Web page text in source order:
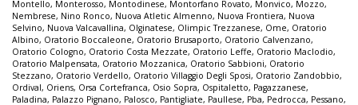
Montello, Monterosso, Montodinese, Montorfano Rovato, Monvico, Mozzo,
Nembrese, Nino Ronco, Nuova Atletic Almenno, Nuova Frontiera, Nuova
Selvino, Nuova Valcavallina, Olginatese, Olimpic Trezzanese, Ome, Oratorio
Albino, Oratorio Boccaleone, Oratorio Brusaporto, Oratorio Calvenzano,
Oratorio Cologno, Oratorio Costa Mezzate, Oratorio Leffe, Oratorio Maclodio,
Oratorio Malpensata, Oratorio Mozzanica, Oratorio Sabbioni, Oratorio
Stezzano, Oratorio Verdello, Oratorio Villaggio Degli Sposi, Oratorio Zandobbio,
Ordival, Oriens, Orsa Cortefranca, Osio Sopra, Ospitaletto, Pagazzanese,
Paladina, Palazzo Pignano, Palosco, Pantigliate, Paullese, Pba, Pedrocca, Pessano,